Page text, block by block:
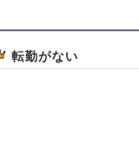
転勤がない